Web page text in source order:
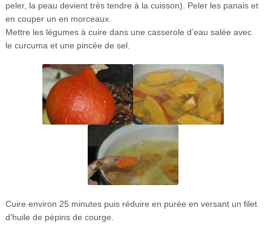
peler, la peau devient très tendre à la cuisson). Peler les panais et
en couper un en morceaux.
Mettre les légumes à cuire dans une casserole d’eau salée avec
le curcuma et une pincée de sel.
Cuire environ 25 minutes puis réduire en purée en versant un filet
d’huile de pépins de courge.